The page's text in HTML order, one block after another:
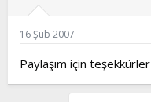
16 Şub 2007
Paylaşım için teşekkürler